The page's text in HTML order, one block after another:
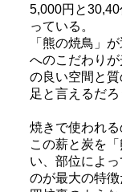
5,000円と
っている。
「熊の焼鳥」
へのこだわり
の良い空間と
足と言えるだろ
焼きで使われる
この薪と炭を
い、部位によ
のが最大の特徴